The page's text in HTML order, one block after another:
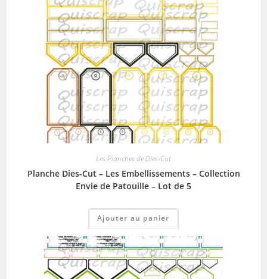
Les Planches de Dies-Cut
Planche Dies-Cut – Les Embellissements – Collection
Envie de Patouille – Lot de 5
Ajouter au panier